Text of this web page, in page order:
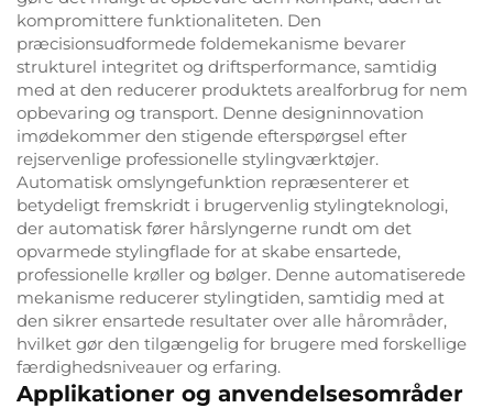
kompromittere funktionaliteten. Den
præcisionsudformede foldemekanisme bevarer
strukturel integritet og driftsperformance, samtidig
med at den reducerer produktets arealforbrug for nem
opbevaring og transport. Denne designinnovation
imødekommer den stigende efterspørgsel efter
rejservenlige professionelle stylingværktøjer.
Automatisk omslyngefunktion repræsenterer et
betydeligt fremskridt i brugervenlig stylingteknologi,
der automatisk fører hårslyngerne rundt om det
opvarmede stylingflade for at skabe ensartede,
professionelle krøller og bølger. Denne automatiserede
mekanisme reducerer stylingtiden, samtidig med at
den sikrer ensartede resultater over alle hårområder,
hvilket gør den tilgængelig for brugere med forskellige
færdighedsniveauer og erfaring.
Applikationer og anvendelsesområder